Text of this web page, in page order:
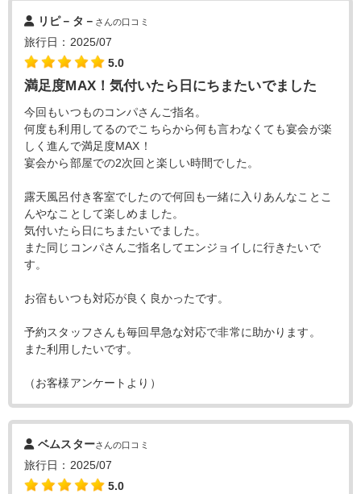
リピ－タ－ さんの口コミ
旅行日：2025/07
5.0
満足度MAX！気付いたら日にちまたいでました
今回もいつものコンパさんご指名。
何度も利用してるのでこちらから何も言わなくても宴会が楽
しく進んで満足度MAX！
宴会から部屋での2次回と楽しい時間でした。
露天風呂付き客室でしたので何回も一緒に入りあんなことこ
んやなことして楽しめました。
気付いたら日にちまたいでました。
また同じコンパさんご指名してエンジョイしに行きたいで
す。
お宿もいつも対応が良く良かったです。
予約スタッフさんも毎回早急な対応で非常に助かります。
また利用したいです。
（お客様アンケートより）
ベムスターさんの口コミ
旅行日：2025/07
5.0